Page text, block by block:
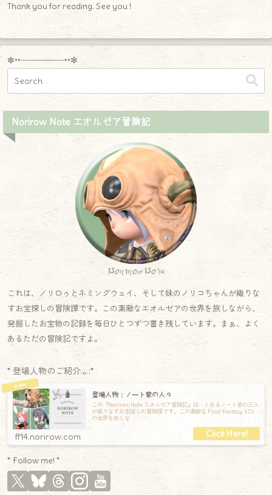
Thank you for reading. See you !
✼••┈┈┈┈┈┈┈┈┈••✼
Norirow Note エオルゼア冒険記
Norirow Note
これは、ノリロゥとネミングウェイ、そして妹のノリコちゃんが織りな
すお宝探しの冒険譚です。この素敵なエオルゼアの世界を旅しながら、
発掘したお宝物の記録を毎日ひとつずつ書き残しています。まぁ、よく
あるただの冒険記ですよ。
* 登場人物のご紹介.｡.:*
登場人物：ノート家の人々
この『Norirow Note エオルゼア冒険記』は―とあるノート家の三人
が織りなすお宝探しの冒険譚です。この素敵な Final Fantasy XIV
の世界を旅しな
ff14.norirow.com
* Follow me! *